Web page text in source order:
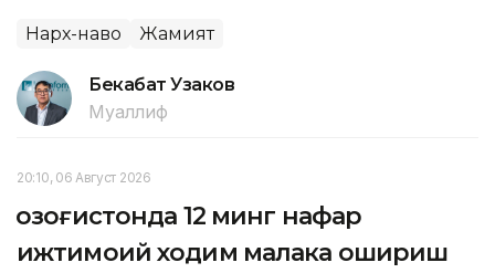
Нарх-наво Жамият
Бекабат Узаков
Муаллиф
20:10, 06 Август 2026
Қозоғистонда 12 минг нафар
ижтимоий ходим малака ошириш